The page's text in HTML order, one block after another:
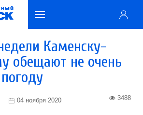
Каменску-
обещают не очень
04 ноября 2020 3488